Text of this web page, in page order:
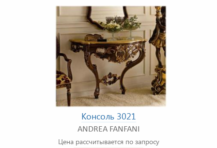
Консоль 3021
ANDREA FANFANI
Цена рассчитывается по запросу